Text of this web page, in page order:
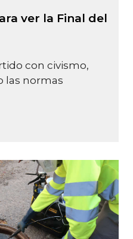
ver la Final del
con civismo,
las normas